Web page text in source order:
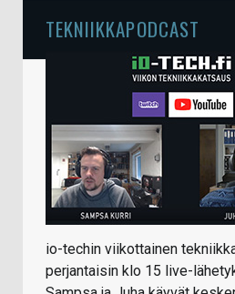
TEKNIIKKAPODCAST
io-techin viikottainen
perjantaisin klo 15 live-